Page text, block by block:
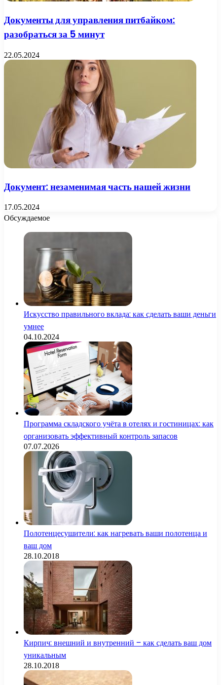
Документы для управления питбайком:
разобраться за 5 минут
22.05.2024
Документ: незаменимая часть нашей жизни
17.05.2024
Обсуждаемое
Искусство правильного вклада: как сделать ваши деньги
умнее
04.10.2024
Программа складского учёта в отелях и гостиницах: как
организовать эффективный контроль запасов
07.07.2026
Полотенцесушители: как нагревать ваши полотенца и
ваш дом
28.10.2018
Кирпич: внешний и внутренний – как сделать ваш дом
уникальным
28.10.2018